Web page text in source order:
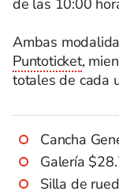
Ambas
Puntoticket,
totales de cada
Cancha
Galería
Silla de